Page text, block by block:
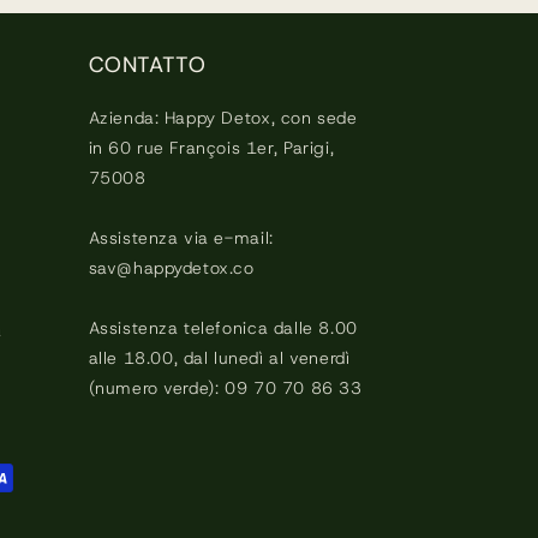
CONTATTO
Azienda: Happy Detox, con sede
in 60 rue François 1er, Parigi,
75008
Assistenza via e-mail:
sav@happydetox.co
Assistenza telefonica dalle 8.00
alle 18.00, dal lunedì al venerdì
(numero verde): 09 70 70 86 33